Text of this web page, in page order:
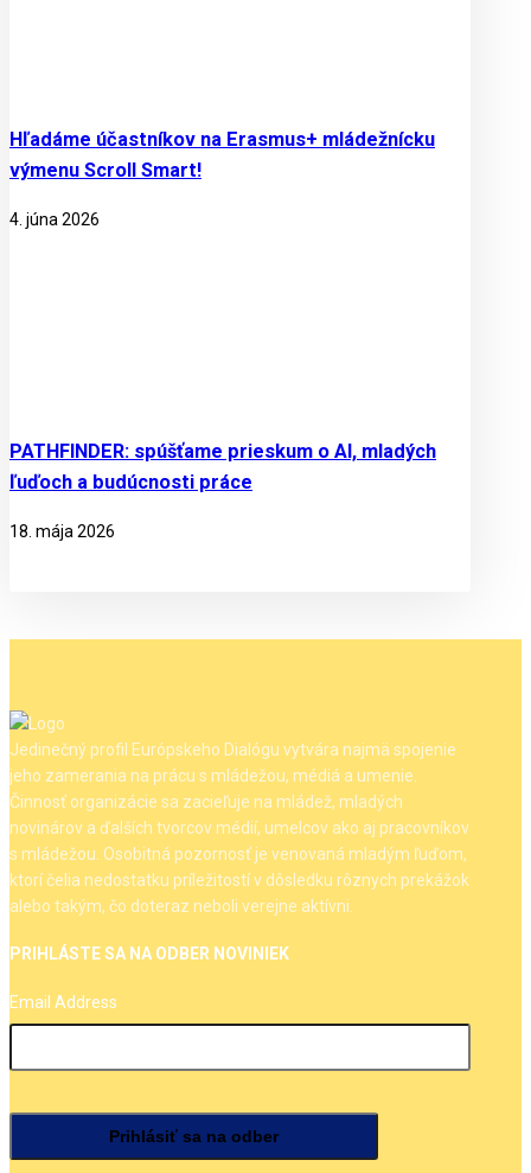
Hľadáme účastníkov na Erasmus+ mládežnícku
výmenu Scroll Smart!
4. júna 2026
PATHFINDER: spúšťame prieskum o AI, mladých
ľuďoch a budúcnosti práce
18. mája 2026
Jedinečný profil Európskeho Dialógu vytvára najmä spojenie
jeho zamerania na prácu s mládežou, médiá a umenie.
Činnosť organizácie sa zacieľuje na mládež, mladých
novinárov a ďalších tvorcov médií, umelcov ako aj pracovníkov
s mládežou. Osobitná pozornosť je venovaná mladým ľuďom,
ktorí čelia nedostatku príležitostí v dôsledku rôznych prekážok
alebo takým, čo doteraz neboli verejne aktívni.
PRIHLÁSTE SA NA ODBER NOVINIEK
Email Address